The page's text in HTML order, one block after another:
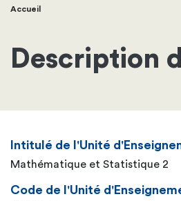
Fil
d'Ariane
Accueil
Description
Intitulé de l'Unité
Mathématique et Statistique 2
Code de l'Unité